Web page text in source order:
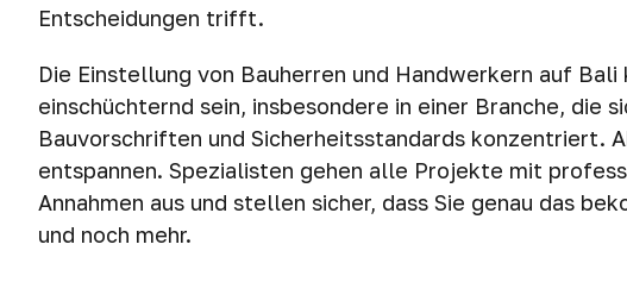
Entscheidungen trifft.
Die Einstellung von Bauherren und Handwerkern auf
einschüchternd sein, insbesondere in einer Branche, die
Bauvorschriften und Sicherheitsstandards konzentriert.
entspannen. Spezialisten gehen alle Projekte mit
Annahmen aus und stellen sicher, dass Sie genau das
und noch mehr.